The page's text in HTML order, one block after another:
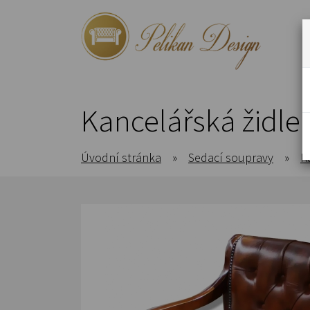
Kancelářská
Úvodní stránka » Sedací soupravy »